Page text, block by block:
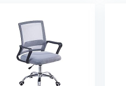
803